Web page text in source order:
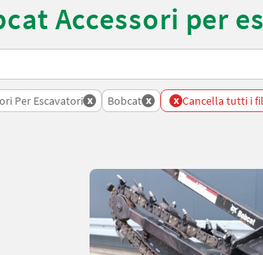
Accessori per
Per Escavatori x Bobcat x x Cancella tutti i